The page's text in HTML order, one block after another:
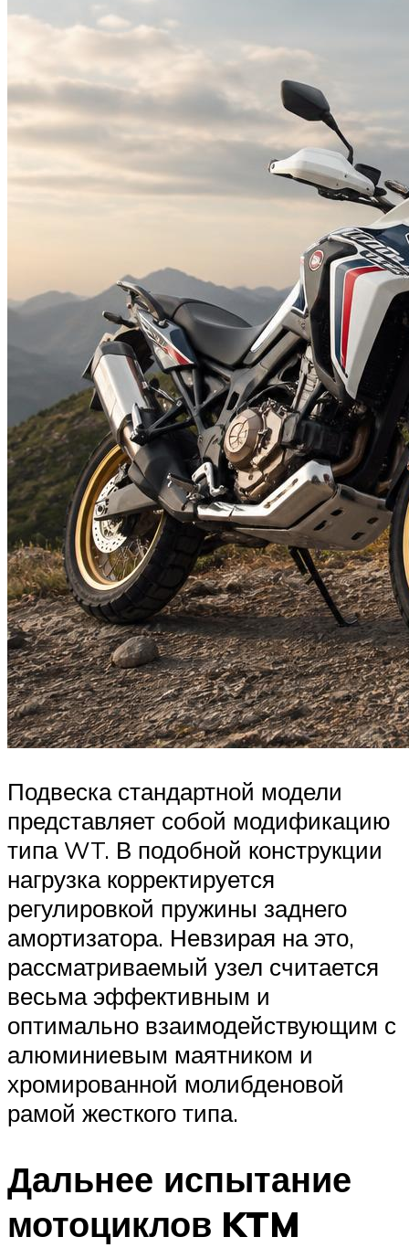
Подвеска стандартной модели
представляет собой модификацию
типа WT. В подобной конструкции
нагрузка корректируется
регулировкой пружины заднего
амортизатора. Невзирая на это,
рассматриваемый узел считается
весьма эффективным и
оптимально взаимодействующим с
алюминиевым маятником и
хромированной молибденовой
рамой жесткого типа.
Дальнее испытание
мотоциклов KTM